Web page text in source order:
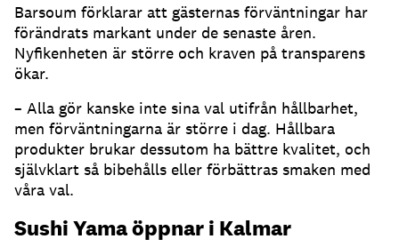
Barsoum förklarar att gästernas förväntningar har
förändrats markant under de senaste åren.
Nyfikenheten är större och kraven på transparens
ökar.
– Alla gör kanske inte sina val utifrån hållbarhet,
men förväntningarna är större i dag. Hållbara
produkter brukar dessutom ha bättre kvalitet, och
självklart så bibehålls eller förbättras smaken med
våra val.
Sushi Yama öppnar i Kalmar